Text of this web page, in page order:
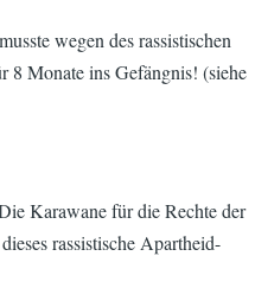
wegen des rassistischen
8 Monate ins Gefängnis! (siehe
Karawane für die Rechte der
rassistische Apartheid-